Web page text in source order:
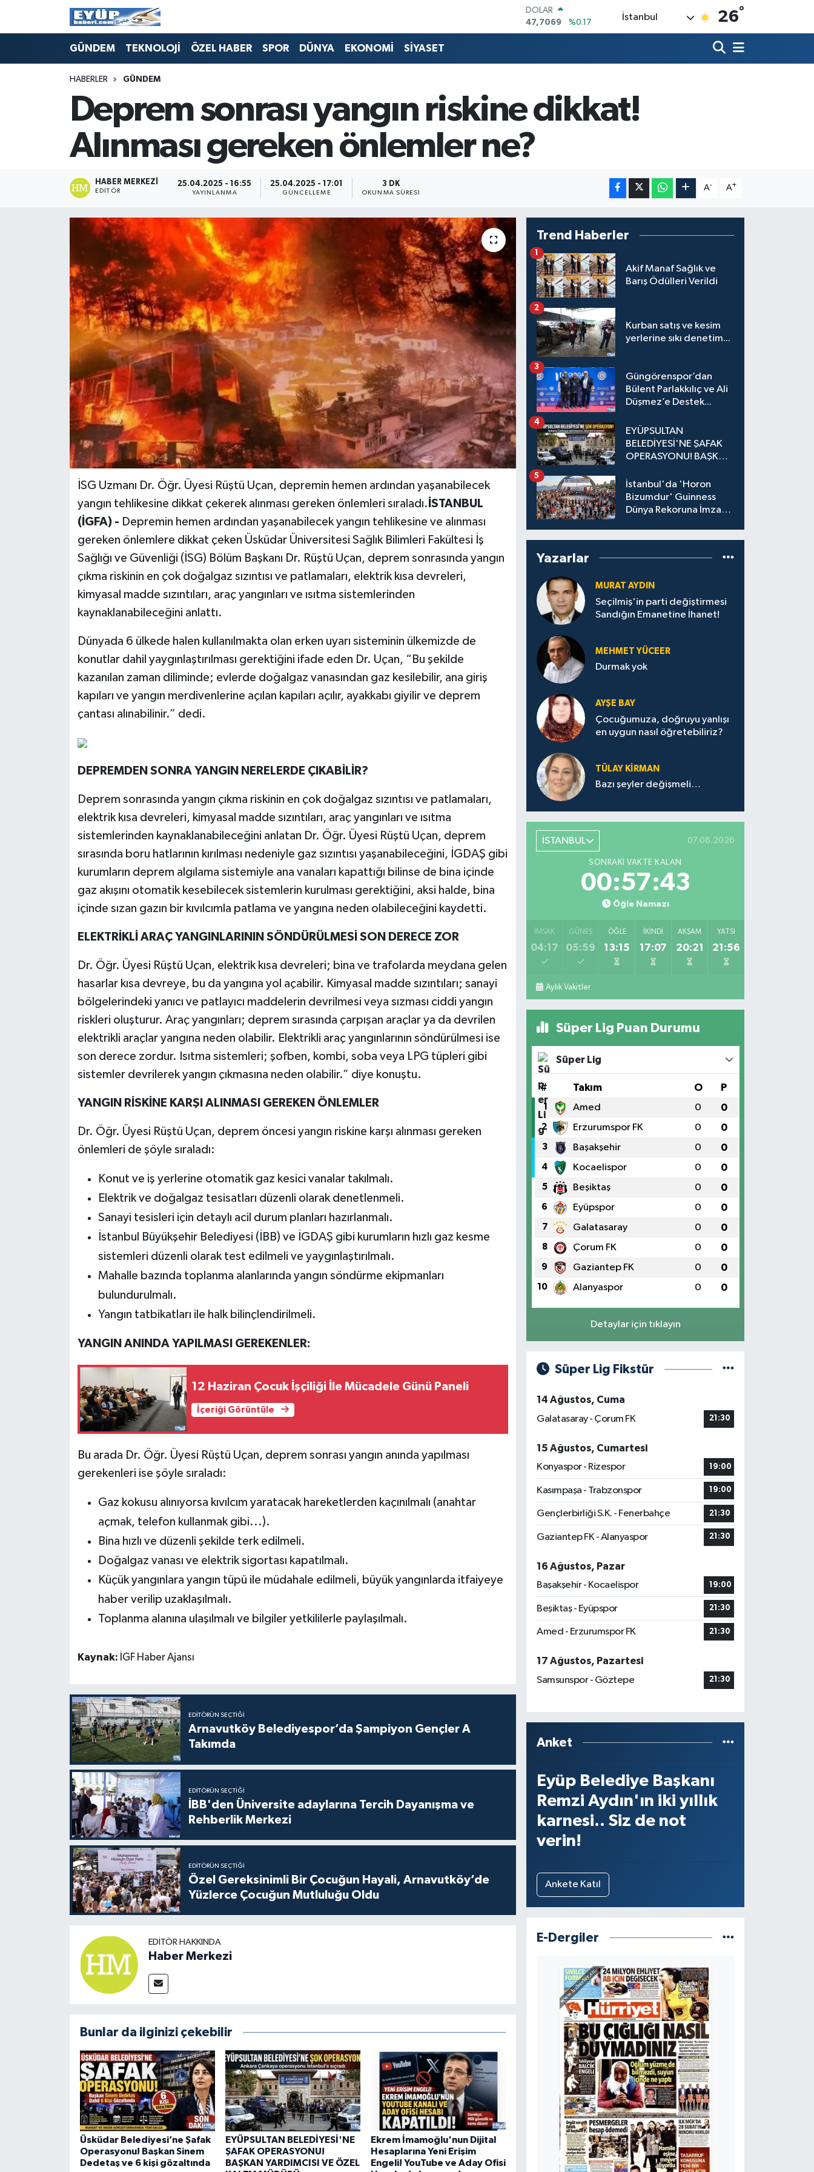
DOLAR
47,7069
%0.17
EURO
6574.81
%1.44
BİST100
13.887
%64
BITCOIN
64.360,53
İstanbul 26°
GÜNDEM TEKNOLOJİ ÖZEL HABER SPOR DÜNYA EKONOMİ SİYASET
HABERLER GÜNDEM
Deprem sonrası yangın riskine dikkat!
Alınması gereken önlemler ne?
HABER MERKEZI
EDITÖR
25.04.2025 - 16:55
YAYINLANMA
25.04.2025 - 17:01
GÜNCELLEME
3 DK
OKUNMA SÜRESI
A- A+
İSG Uzmanı Dr. Öğr. Üyesi Rüştü Uçan, depremin hemen ardından yaşanabilecek
yangın tehlikesine dikkat çekerek alınması gereken önlemleri sıraladı. İSTANBUL
(İGFA) - Depremin hemen ardından yaşanabilecek yangın tehlikesine ve alınması
gereken önlemlere dikkat çeken Üsküdar Üniversitesi Sağlık Bilimleri Fakültesi İş
Sağlığı ve Güvenliği (İSG) Bölüm Başkanı Dr. Rüştü Uçan, deprem sonrasında yangın
çıkma riskinin en çok doğalgaz sızıntısı ve patlamaları, elektrik kısa devreleri,
kimyasal madde sızıntıları, araç yangınları ve ısıtma sistemlerinden
kaynaklanabileceğini anlattı.
Dünyada 6 ülkede halen kullanılmakta olan erken uyarı sisteminin ülkemizde de
konutlar dahil yaygınlaştırılması gerektiğini ifade eden Dr. Uçan, “Bu şekilde
kazanılan zaman diliminde; evlerde doğalgaz vanasından gaz kesilebilir, ana giriş
kapıları ve yangın merdivenlerine açılan kapıları açılır, ayakkabı giyilir ve deprem
çantası alınabilinir.” dedi.
DEPREMDEN SONRA YANGIN NERELERDE ÇIKABİLİR?
Deprem sonrasında yangın çıkma riskinin en çok doğalgaz sızıntısı ve patlamaları,
elektrik kısa devreleri, kimyasal madde sızıntıları, araç yangınları ve ısıtma
sistemlerinden kaynaklanabileceğini anlatan Dr. Öğr. Üyesi Rüştü Uçan, deprem
sırasında boru hatlarının kırılması nedeniyle gaz sızıntısı yaşanabileceğini, İGDAŞ gibi
kurumların deprem algılama sistemiyle ana vanaları kapattığı bilinse de bina içinde
gaz akışını otomatik kesebilecek sistemlerin kurulması gerektiğini, aksi halde, bina
içinde sızan gazın bir kıvılcımla patlama ve yangına neden olabileceğini kaydetti.
ELEKTRİKLİ ARAÇ YANGINLARININ SÖNDÜRÜLMESİ SON DERECE ZOR
Dr. Öğr. Üyesi Rüştü Uçan, elektrik kısa devreleri; bina ve trafolarda meydana gelen
hasarlar kısa devreye, bu da yangına yol açabilir. Kimyasal madde sızıntıları; sanayi
bölgelerindeki yanıcı ve patlayıcı maddelerin devrilmesi veya sızması ciddi yangın
riskleri oluşturur. Araç yangınları; deprem sırasında çarpışan araçlar ya da devrilen
elektrikli araçlar yangına neden olabilir. Elektrikli araç yangınlarının söndürülmesi ise
son derece zordur. Isıtma sistemleri; şofben, kombi, soba veya LPG tüpleri gibi
sistemler devrilerek yangın çıkmasına neden olabilir.” diye konuştu.
YANGIN RİSKİNE KARŞI ALINMASI GEREKEN ÖNLEMLER
Dr. Öğr. Üyesi Rüştü Uçan, deprem öncesi yangın riskine karşı alınması gereken
önlemleri de şöyle sıraladı:
Konut ve iş yerlerine otomatik gaz kesici vanalar takılmalı.
Elektrik ve doğalgaz tesisatları düzenli olarak denetlenmeli.
Sanayi tesisleri için detaylı acil durum planları hazırlanmalı.
İstanbul Büyükşehir Belediyesi (İBB) ve İGDAŞ gibi kurumların hızlı gaz kesme
sistemleri düzenli olarak test edilmeli ve yaygınlaştırılmalı.
Mahalle bazında toplanma alanlarında yangın söndürme ekipmanları
bulundurulmalı.
Yangın tatbikatları ile halk bilinçlendirilmeli.
YANGIN ANINDA YAPILMASI GEREKENLER:
12 Haziran Çocuk İşçiliği İle Mücadele Günü Paneli
İçeriği Görüntüle
Bu arada Dr. Öğr. Üyesi Rüştü Uçan, deprem sonrası yangın anında yapılması
gerekenleri ise şöyle sıraladı:
Gaz kokusu alınıyorsa kıvılcım yaratacak hareketlerden kaçınılmalı (anahtar
açmak, telefon kullanmak gibi...).
Bina hızlı ve düzenli şekilde terk edilmeli.
Doğalgaz vanası ve elektrik sigortası kapatılmalı.
Küçük yangınlara yangın tüpü ile müdahale edilmeli, büyük yangınlarda itfaiyeye
haber verilip uzaklaşılmalı.
Toplanma alanına ulaşılmalı ve bilgiler yetkililerle paylaşılmalı.
Kaynak: İGF Haber Ajansı
EDITÖRÜN SEÇTIĞI
Arnavutköy Belediyespor’da Şampiyon Gençler A
Takımda
EDITÖRÜN SEÇTIĞI
İBB'den Üniversite adaylarına Tercih Dayanışma ve
Rehberlik Merkezi
EDITÖRÜN SEÇTIĞI
Özel Gereksinimli Bir Çocuğun Hayali, Arnavutköy’de
Yüzlerce Çocuğun Mutluluğu Oldu
EDITÖR HAKKINDA
Haber Merkezi
Bunlar da ilginizi çekebilir
Üsküdar Belediyesi’ne Şafak
Operasyonu! Başkan Sinem
Dedetaş ve 6 kişi gözaltında
EYÜPSULTAN BELEDİYESİ'NE
ŞAFAK OPERASYONU!
BAŞKAN YARDIMCISI VE ÖZEL
Ekrem İmamoğlu'nun Dijital
Hesaplarına Yeni Erişim
Engeli! YouTube ve Aday Ofisi
Trend Haberler
Akif Manaf Sağlık ve
Barış Ödülleri Verildi
1
Kurban satış ve kesim
yerlerine sıkı denetim...
2
Güngörenspor’dan
Bülent Parlakkılıç ve Ali
Düşmez’e Destek...
3
EYÜPSULTAN
BELEDİYESİ'NE ŞAFAK
OPERASYONU! BAŞKAN
KALEM MÜDÜRÜ
GÖZALTINDA
4
İstanbul'da 'Horon
Bizumdur' Guinness
Dünya Rekoruna İmza
5
Yazarlar
MURAT AYDIN
Seçilmiş'in parti değiştirmesi
Sandığın Emanetine İhanet!
MEHMET YÜCEER
Durmak yok
AYŞE BAY
Çocuğumuza, doğruyu yanlışı
en uygun nasıl öğretebiliriz?
TÜLAY KİRMAN
Bazı şeyler değişmeli…
İSTANBUL 07.08.2026
SONRAKI VAKTE KALAN
00:57:43
Öğle Namazı
İMSAK
04:17
GÜNEŞ
05:59
ÖĞLE
13:15
İKINDI
17:07
AKŞAM
20:21
YATSI
21:56
Aylık Vakitler
Süper Lig Puan Durumu
Süper Lig
# Takım O P
1 Amed 0 0
2 Erzurumspor FK 0 0
3 Başakşehir 0 0
4 Kocaelispor 0 0
5 Beşiktaş 0 0
6 Eyüpspor 0 0
7 Galatasaray 0 0
8 Çorum FK 0 0
9 Gaziantep FK 0 0
10 Alanyaspor 0 0
Detaylar için tıklayın
Süper Lig Fikstür
14 Ağustos, Cuma
Galatasaray - Çorum FK
21:30
15 Ağustos, Cumartesi
Konyaspor - Rizespor
19:00
Kasımpaşa - Trabzonspor 19:00
Gençlerbirliği S.K. - Fenerbahçe 21:30
Gaziantep FK - Alanyaspor 21:30
16 Ağustos, Pazar
Başakşehir - Kocaelispor
19:00
Beşiktaş - Eyüpspor 21:30
Amed - Erzurumspor FK 21:30
17 Ağustos, Pazartesi
Samsunspor - Göztepe
21:30
Anket
Eyüp Belediye Başkanı
Remzi Aydın'ın iki yıllık
karnesi.. Siz de not
verin!
Ankete Katıl
E-Dergiler